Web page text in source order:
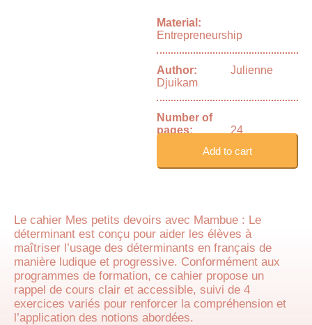
Material:
Entrepreneurship
Author:
Julienne
Djuikam
Number of
pages:
24
Add to cart
Le cahier Mes petits devoirs avec Mambue : Le
déterminant est conçu pour aider les élèves à
maîtriser l’usage des déterminants en français de
manière ludique et progressive. Conformément aux
programmes de formation, ce cahier propose un
rappel de cours clair et accessible, suivi de 4
exercices variés pour renforcer la compréhension et
l’application des notions abordées.